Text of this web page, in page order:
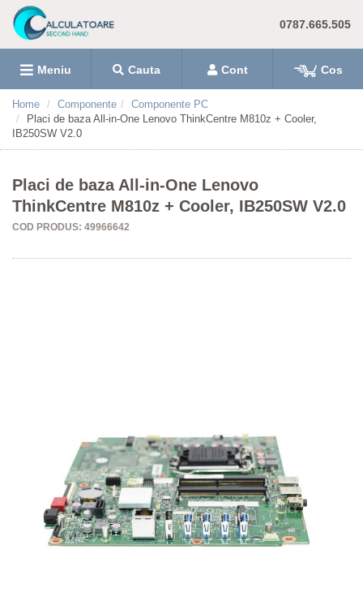
0787.665.505
Meniu Cauta Cont Cos
Home Componente
Componente PC
Placi de baza All-in-One Lenovo ThinkCentre M810z + Cooler,
IB250SW V2.0
Placi de baza All-in-One Lenovo
ThinkCentre M810z + Cooler, IB250SW V2.0
COD PRODUS: 49966642